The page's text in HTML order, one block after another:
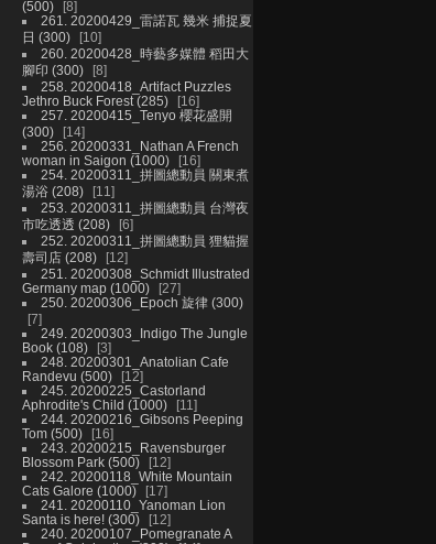
(500)
8
261. 20200429_雷諾瓦 幾米 捕捉夏
日 (300)
10
260. 20200428_時藝多媒體 稻田大
腳印 (300)
8
258. 20200418_Artifact Puzzles
Jethro Buck Forest (285)
16
257. 20200415_Tenyo 櫻花盛開
(300)
14
256. 20200331_Nathan A French
woman in Saigon (1000)
16
254. 20200311_拼圖總動員 關東煮
湯浴 (208)
11
253. 20200311_拼圖總動員 台灣夜
市吃透透 (208)
6
252. 20200311_拼圖總動員 狸貓握
壽司店 (208)
12
251. 20200308_Schmidt Illustrated
Germany map (1000)
27
250. 20200306_Epoch 旋律 (300)
7
249. 20200303_Indigo The Jungle
Book (108)
3
248. 20200301_Anatolian Cafe
Randevu (500)
12
245. 20200225_Castorland
Aphrodite's Child (1000)
11
244. 20200216_Gibsons Peeping
Tom (500)
16
243. 20200215_Ravensburger
Blossom Park (500)
12
242. 20200118_White Mountain
Cats Galore (1000)
17
241. 20200110_Yanoman Lion
Santa is here! (300)
12
240. 20200107_Pomegranate A